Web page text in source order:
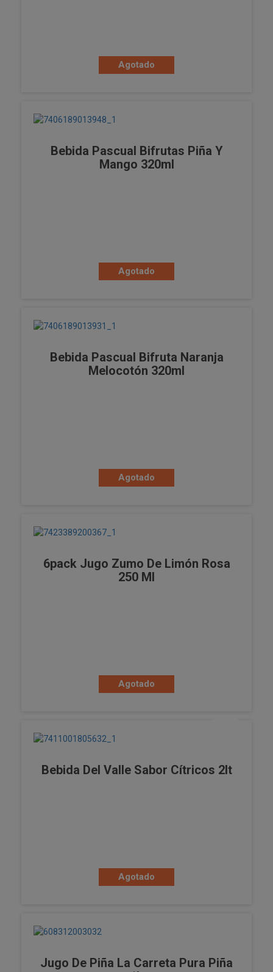
Agotado
Bebida Pascual Bifrutas Piña Y
Mango 320ml
Agotado
Bebida Pascual Bifruta Naranja
Melocotón 320ml
Agotado
6pack Jugo Zumo De Limón Rosa
250 Ml
Agotado
Bebida Del Valle Sabor Cítricos 2lt
Agotado
Jugo De Piña La Carreta Pura Piña